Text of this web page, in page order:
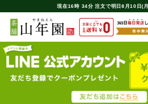
現在16時 34分 注文で明日8月10日(